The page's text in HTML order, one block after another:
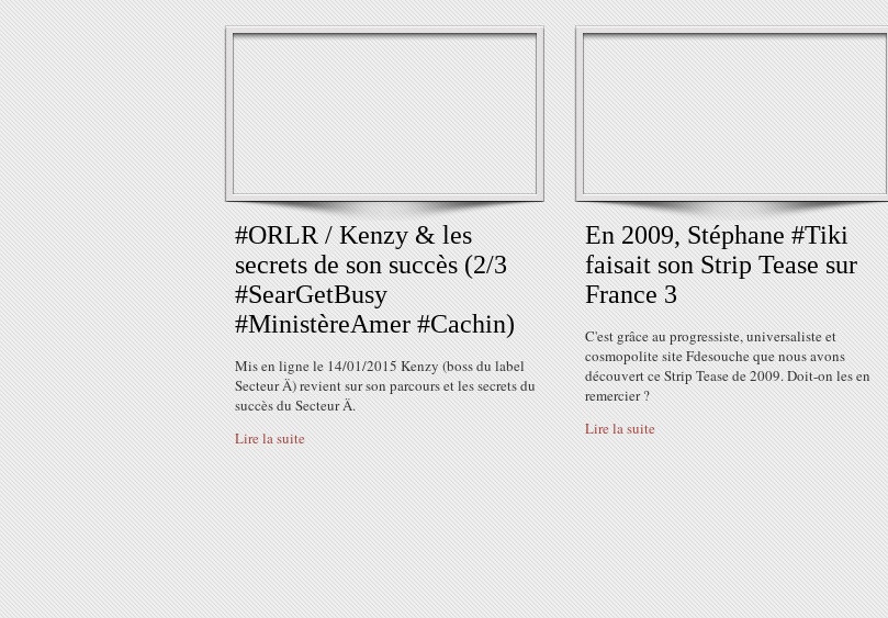
#ORLR / Kenzy & les
secrets de son succès (2/3
#SearGetBusy
#MinistèreAmer #Cachin)
Mis en ligne le 14/01/2015 Kenzy (boss du label
Secteur Ä) revient sur son parcours et les secrets du
succès du Secteur Ä.
Lire la suite
En 2009, Stéphane #Tiki
faisait son Strip Tease sur
France 3
C'est grâce au progressiste, universaliste et
cosmopolite site Fdesouche que nous avons
découvert ce Strip Tease de 2009. Doit-on les en
remercier ?
Lire la suite